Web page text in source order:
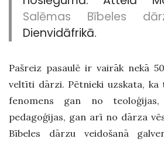
Salēmas Bībeles
Dienvidāfrikā.
Pašreiz pasaulē ir vairāk nekā
veltīti dārzi. Pētnieki uzskata,
fenomens gan no
pedagoģijas, gan arī no dārza
Bībeles dārzu veidošanā